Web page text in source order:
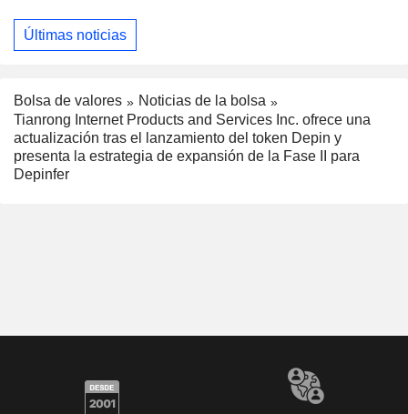
Últimas noticias
Bolsa de valores
Noticias de la bolsa
Tianrong Internet Products and Services Inc. ofrece una
actualización tras el lanzamiento del token Depin y
presenta la estrategia de expansión de la Fase II para
Depinfer